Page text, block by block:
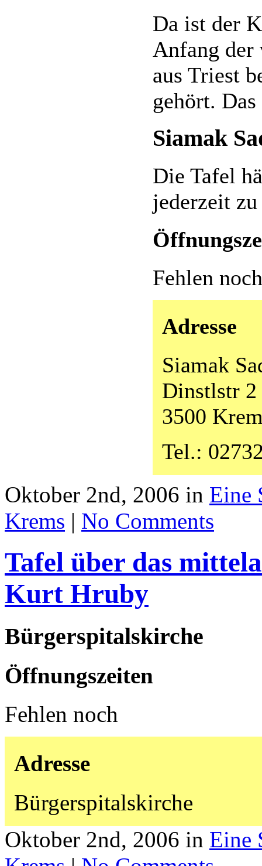
Da ist der
Anfang der
aus Triest
gehört.
Siamak
Die Tafel
jederzeit
Fehlen noch
Adresse
Siamak
Dinstlstr 2
3500
Tel.:
Oktober 2nd, 2006 in Eine
Krems | No Comments
Tafel über das
Kurt Hruby
Bürgerspitalskirche
Öffnungszeiten
Fehlen noch
Adresse
Bürgerspitalskirche
Oktober 2nd, 2006 in Eine